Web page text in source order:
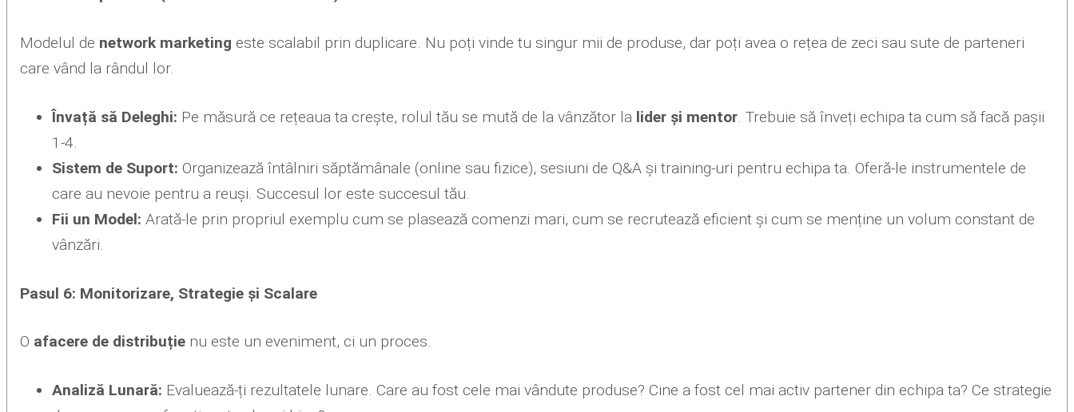
Modelul de network marketing este scalabil prin duplicare. Nu poți vinde tu singur mii de produse, dar poți avea o rețea de zeci sau sute de parteneri
care vând la rândul lor.
Învață să Deleghi: Pe măsură ce rețeaua ta crește, rolul tău se mută de la vânzător la lider și mentor. Trebuie să înveți echipa ta cum să facă pașii
1-4.
Sistem de Suport: Organizează întâlniri săptămânale (online sau fizice), sesiuni de Q&A și training-uri pentru echipa ta. Oferă-le instrumentele de
care au nevoie pentru a reuși. Succesul lor este succesul tău.
Fii un Model: Arată-le prin propriul exemplu cum se plasează comenzi mari, cum se recrutează eficient și cum se menține un volum constant de
vânzări.
Pasul 6: Monitorizare, Strategie și Scalare
O afacere de distribuție nu este un eveniment, ci un proces.
Analiză Lunară: Evaluează-ți rezultatele lunare. Care au fost cele mai vândute produse? Cine a fost cel mai activ partener din echipa ta? Ce strategie